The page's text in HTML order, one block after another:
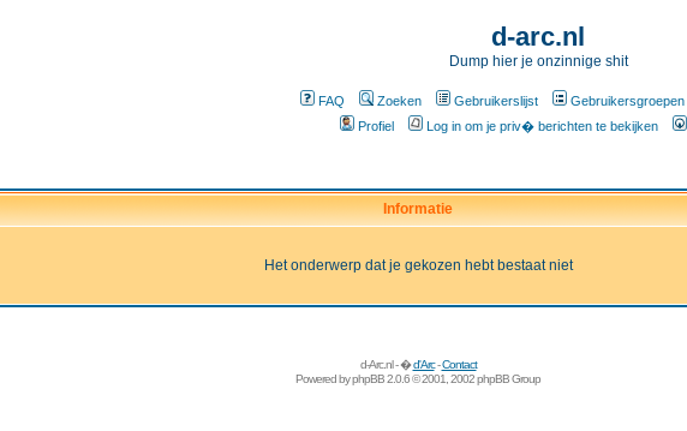
d-arc.nl
Dump hier je onzinnige shit
FAQ Zoeken Gebruikerslijst Gebruikersgroepen
Profiel
Log in om je priv� berichten te bekijken
Informatie
Het onderwerp dat je gekozen hebt bestaat niet
d-Arc.nl - �d'Arc-Contact
Powered byphpBB2.0.6 © 2001, 2002 phpBB Group